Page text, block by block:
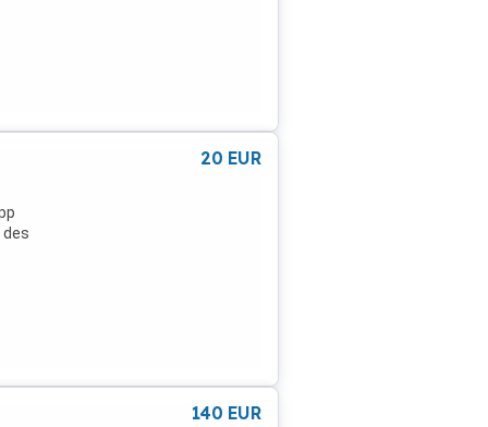
des
20 EUR
140 EUR